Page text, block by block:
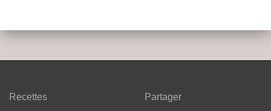
Recettes Partager